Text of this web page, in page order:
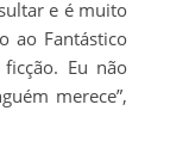
e é muito
ao Fantástico
Eu não
merece”,